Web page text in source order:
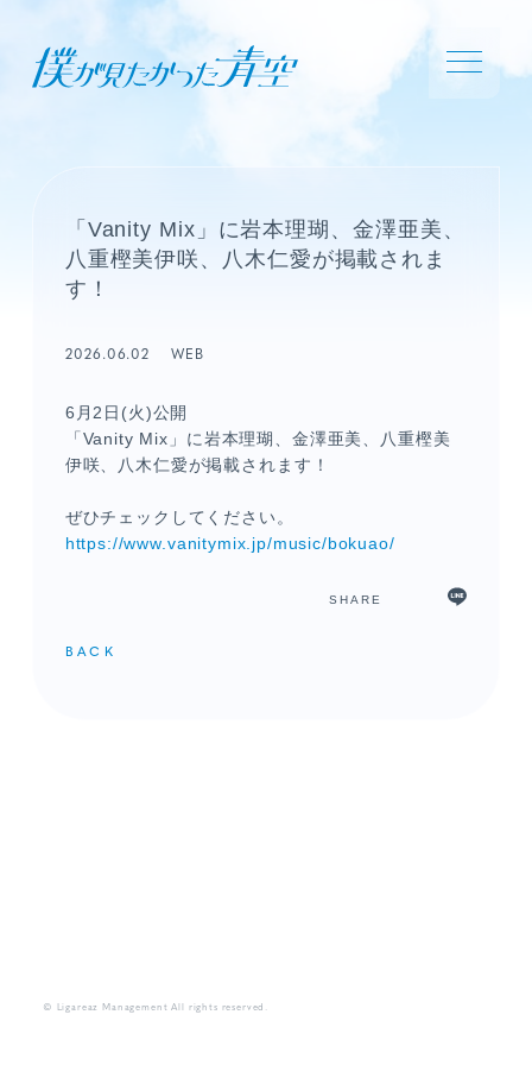
「Vanity Mix」に岩本理瑚、金澤亜美、
八重樫美伊咲、八木仁愛が掲載されま
す！
2026.06.02 WEB
6月2日(火)公開
「Vanity Mix」に岩本理瑚、金澤亜美、八重樫美
伊咲、八木仁愛が掲載されます！
ぜひチェックしてください。
https://www.vanitymix.jp/music/bokuao/
SHARE
BACK
© Ligareaz Management All rights reserved.